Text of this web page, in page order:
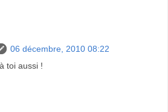
06 décembre, 2010 08:22
toi aussi !